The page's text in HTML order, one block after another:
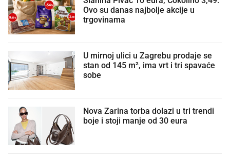
Ovo su danas najbolje akcije u
trgovinama
U mirnoj ulici u Zagrebu prodaje se
stan od 145 m², ima vrt i tri spavaće
sobe
Nova Zarina torba dolazi u tri trendi
boje i stoji manje od 30 eura